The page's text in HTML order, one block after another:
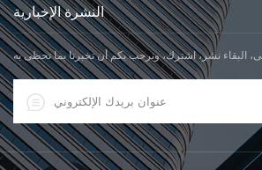
النشرة الإخبارية